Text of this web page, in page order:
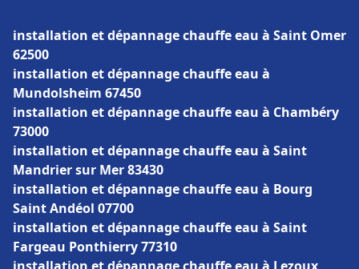
installation et dépannage chauffe eau à Saint Omer
62500
installation et dépannage chauffe eau à
Mundolsheim 67450
installation et dépannage chauffe eau à Chambéry
73000
installation et dépannage chauffe eau à Saint
Mandrier sur Mer 83430
installation et dépannage chauffe eau à Bourg
Saint Andéol 07700
installation et dépannage chauffe eau à Saint
Fargeau Ponthierry 77310